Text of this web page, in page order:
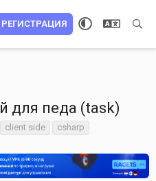
РЕГИСТРАЦИЯ
для педа (task)
е
и
client side csharp